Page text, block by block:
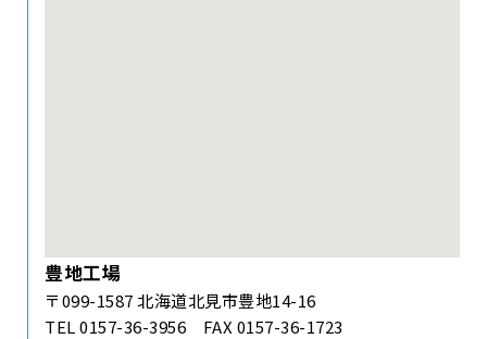
豊地工場
〒099-1587 北海道北見市豊地14-16
TEL 0157-36-3956 FAX 0157-36-1723